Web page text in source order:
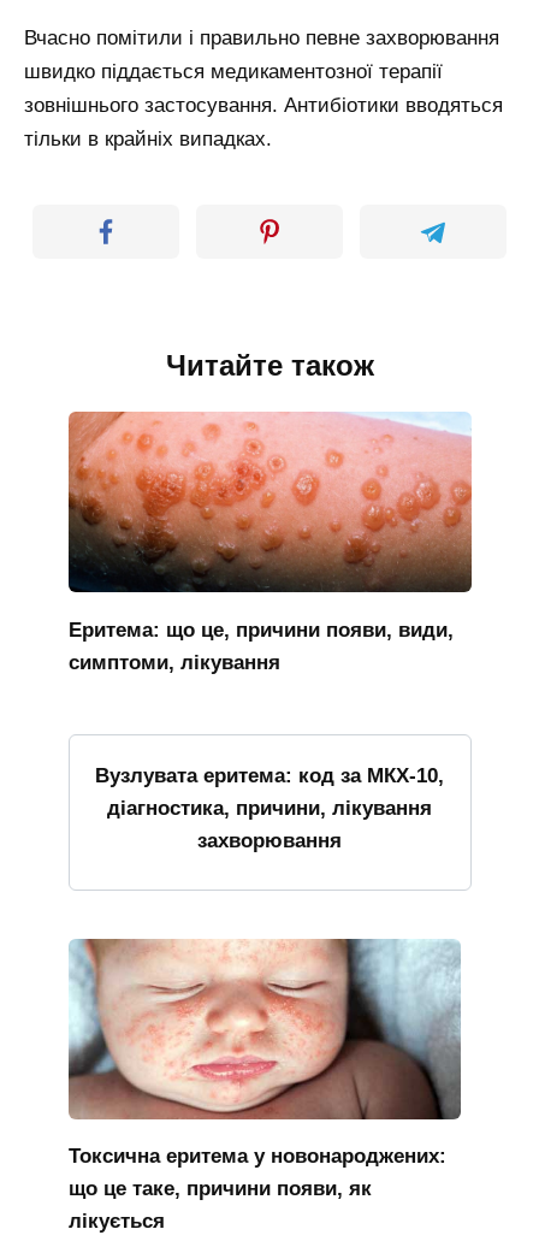
Вчасно помітили і правильно певне захворювання
швидко піддається медикаментозної терапії
зовнішнього застосування. Антибіотики вводяться
тільки в крайніх випадках.
Читайте також
Еритема: що це, причини появи, види,
симптоми, лікування
Вузлувата еритема: код за МКХ-10,
діагностика, причини, лікування
захворювання
Токсична еритема у новонароджених:
що це таке, причини появи, як
лікується